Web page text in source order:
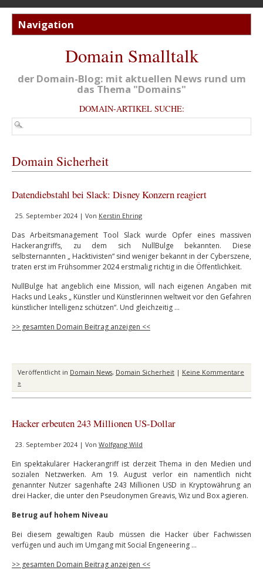
Domain Smalltalk
der Domain-Blog: mit aktuellen News rund um
das Thema "Domains"
DOMAIN-ARTIKEL SUCHE:
Domain Sicherheit
Datendiebstahl bei Slack: Disney Konzern reagiert
25. September 2024 | Von Kerstin Ehring
Das Arbeitsmanagement Tool Slack wurde Opfer eines massiven
Hackerangriffs, zu dem sich NullBulge bekannten. Diese
selbsternannten „ Hacktivisten“ sind weniger bekannt in der Cyberszene,
traten erst im Frühsommer 2024 erstmalig richtig in die Öffentlichkeit.
NullBulge hat angeblich eine Mission, will nach eigenen Angaben mit
Hacks und Leaks „ Künstler und Künstlerinnen weltweit vor den Gefahren
künstlicher Intelligenz schützen“. Und gleichzeitig …
>> gesamten Domain Beitrag anzeigen <<
Veröffentlicht in Domain News, Domain Sicherheit | Keine Kommentare
»
Hacker erbeuten 243 Millionen US-Dollar
23. September 2024 | Von Wolfgang Wild
Ein spektakulärer Hackerangriff ist derzeit Thema in den Medien und
sozialen Netzwerken. Am 19. August verlor ein namentlich nicht
genannter Nutzer sagenhafte 243 Millionen USD in Kryptowährung an
drei Hacker, die unter den Pseudonymen Greavis, Wiz und Box agieren.
Betrug auf hohem Niveau
Bei diesem gewaltigen Raub müssen die Hacker über Fachwissen
verfügen und auch im Umgang mit Social Engeneering …
>> gesamten Domain Beitrag anzeigen <<